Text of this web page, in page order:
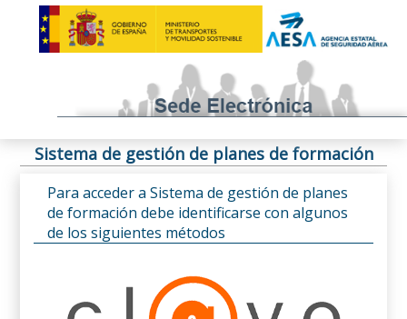
Sistema de gestión de planes de formación
Para acceder a Sistema de gestión de planes
de formación debe identificarse con algunos
de los siguientes métodos